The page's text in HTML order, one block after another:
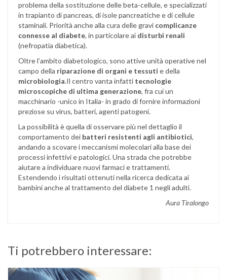
problema della sostituzione delle beta-cellule, e specializzati
in trapianto di pancreas, di isole pancreatiche e di cellule
staminali. Priorità anche alla cura delle gravi complicanze
connesse al diabete, in particolare ai disturbi renali
(nefropatia diabetica).
Oltre l’ambito diabetologico, sono attive unità operative nel
campo della riparazione di organi e tessuti e della
microbiologia.Il centro vanta infatti tecnologie
microscopiche di ultima generazione, fra cui un
macchinario -unico in Italia- in grado di fornire informazioni
preziose su virus, batteri, agenti patogeni.
La possibilità è quella di osservare più nel dettaglio il
comportamento dei batteri resistenti agli antibiotici,
andando a scovare i meccanismi molecolari alla base dei
processi infettivi e patologici. Una strada che potrebbe
aiutare a individuare nuovi farmaci e trattamenti.
Estendendo i risultati ottenuti nella ricerca dedicata ai
bambini anche al trattamento del diabete 1 negli adulti.
Aura Tiralongo
Ti potrebbero interessare: